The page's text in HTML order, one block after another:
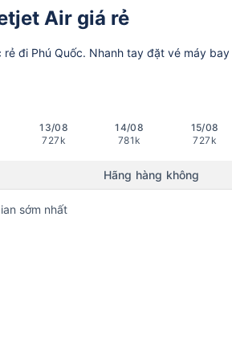
Air giá rẻ
đi Phú Quốc. Nhanh tay đặt vé máy bay
13/08
727k
14/08
781k
15/08
727k
Hãng hàng không
sớm nhất